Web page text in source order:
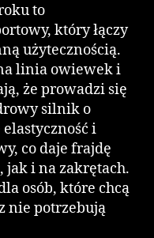
to
który łączy
użytecznością.
linia owiewek i
że prowadzi się
silnik o
i
co daje frajdę
i na zakrętach.
osób, które chcą
nie potrzebują